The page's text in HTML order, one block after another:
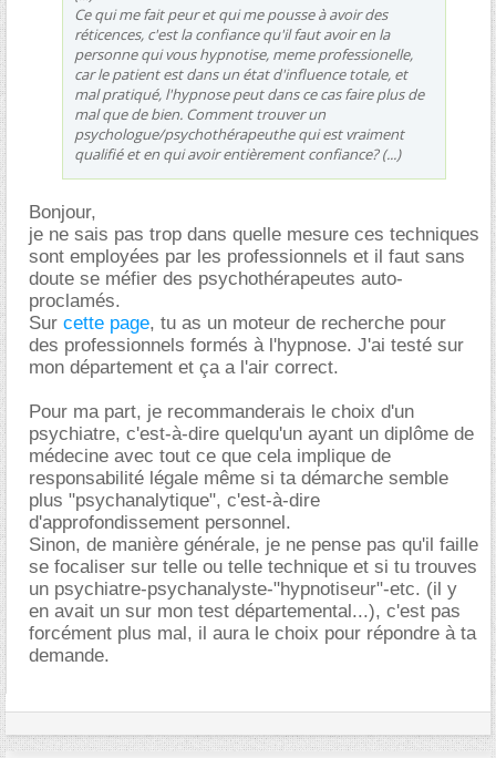
Ce qui me fait peur et qui me pousse à avoir des
réticences, c'est la confiance qu'il faut avoir en la
personne qui vous hypnotise, meme professionelle,
car le patient est dans un état d'influence totale, et
mal pratiqué, l'hypnose peut dans ce cas faire plus de
mal que de bien. Comment trouver un
psychologue/psychothérapeuthe qui est vraiment
qualifié et en qui avoir entièrement confiance? (...)
Bonjour,
je ne sais pas trop dans quelle mesure ces techniques
sont employées par les professionnels et il faut sans
doute se méfier des psychothérapeutes auto-
proclamés.
Sur cette page, tu as un moteur de recherche pour
des professionnels formés à l'hypnose. J'ai testé sur
mon département et ça a l'air correct.
Pour ma part, je recommanderais le choix d'un
psychiatre, c'est-à-dire quelqu'un ayant un diplôme de
médecine avec tout ce que cela implique de
responsabilité légale même si ta démarche semble
plus "psychanalytique", c'est-à-dire
d'approfondissement personnel.
Sinon, de manière générale, je ne pense pas qu'il faille
se focaliser sur telle ou telle technique et si tu trouves
un psychiatre-psychanalyste-"hypnotiseur"-etc. (il y
en avait un sur mon test départemental...), c'est pas
forcément plus mal, il aura le choix pour répondre à ta
demande.